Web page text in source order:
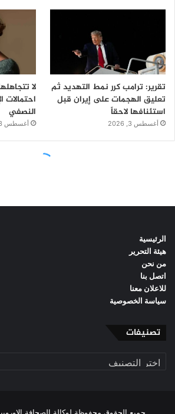
الرئيسية
هيئة التحرير
من نحن
اتصل بنا
للاعلان معنا
سياسة الخصوصية
تصنيفات
تصنيفات